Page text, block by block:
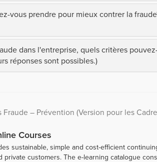
vous prendre pour mieux contrer la
dans l'entreprise, quels critères
réponses sont possibles.)
Fraude – Prévention (Version pour les
Courses
sustainable, simple and cost-efficient
private customers. The e-learning catalogue